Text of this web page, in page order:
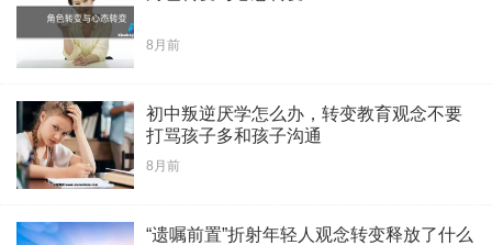
8月前
初中叛逆厌学怎么办，转变教育观念不要
打骂孩子多和孩子沟通
8月前
“遗嘱前置”折射年轻人观念转变释放了什么